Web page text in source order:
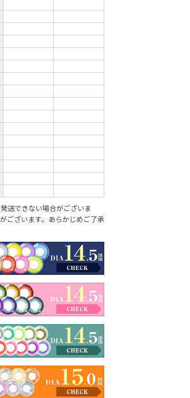
送できない場合がございま
ございます。あらかじめご了承